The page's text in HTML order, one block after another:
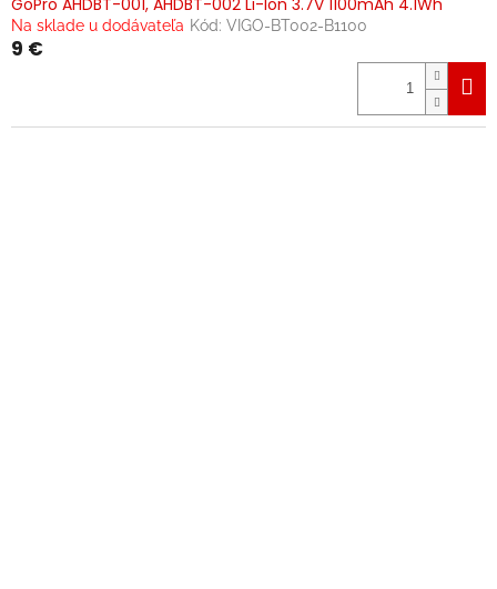
Na sklade u dodávateľa Kód: VIGO-BT002-B1100
9 €